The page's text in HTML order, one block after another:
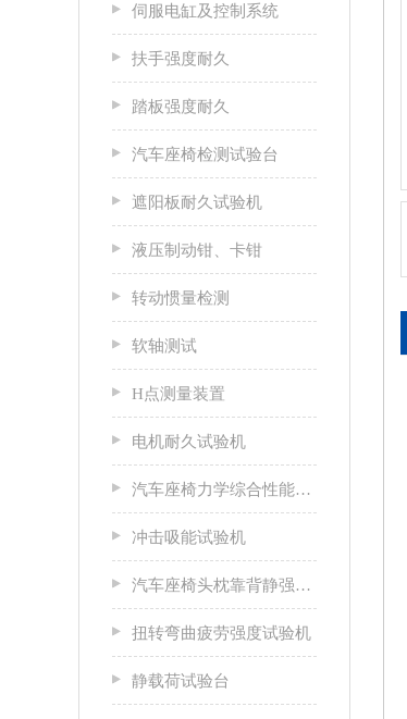
伺服电缸及控制系统
扶手强度耐久
踏板强度耐久
汽车座椅检测试验台
遮阳板耐久试验机
液压制动钳、卡钳
转动惯量检测
软轴测试
H点测量装置
电机耐久试验机
汽车座椅力学综合性能试验机
冲击吸能试验机
汽车座椅头枕靠背静强度试验台
扭转弯曲疲劳强度试验机
静载荷试验台